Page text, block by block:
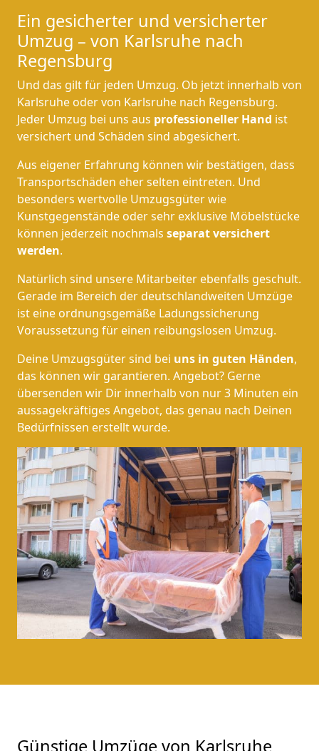
Ein gesicherter und versicherter
Umzug – von Karlsruhe nach
Regensburg
Und das gilt für jeden Umzug. Ob jetzt innerhalb von
Karlsruhe oder von Karlsruhe nach Regensburg.
Jeder Umzug bei uns aus professioneller Hand ist
versichert und Schäden sind abgesichert.
Aus eigener Erfahrung können wir bestätigen, dass
Transportschäden eher selten eintreten. Und
besonders wertvolle Umzugsgüter wie
Kunstgegenstände oder sehr exklusive Möbelstücke
können jederzeit nochmals separat versichert
werden.
Natürlich sind unsere Mitarbeiter ebenfalls geschult.
Gerade im Bereich der deutschlandweiten Umzüge
ist eine ordnungsgemäße Ladungssicherung
Voraussetzung für einen reibungslosen Umzug.
Deine Umzugsgüter sind bei uns in guten Händen,
das können wir garantieren. Angebot? Gerne
übersenden wir Dir innerhalb von nur 3 Minuten ein
aussagekräftiges Angebot, das genau nach Deinen
Bedürfnissen erstellt wurde.
Günstige Umzüge von Karlsruhe